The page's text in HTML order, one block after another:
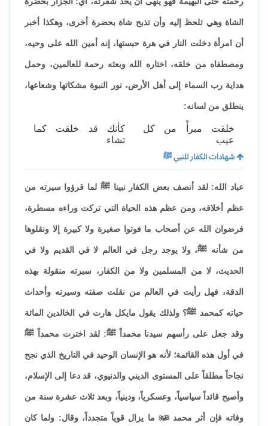
الشاة وهي تلحظ إليه وأن تذبح شاة بحضرة أخرى، وهكذا أخبر
أن امرأة دخلت النار في هرة حبستها، إنه أمين الله على وحيه،
ومصطفاه من خلقه، اختاره الله وبعثه رحمة للعالمين، وحمل
هداية رب السماء إلى أهل الأرض، نور النبوة مشكاتها وشعاعها،
ينطلق من لسانه:
خلقت مبرأً من كل
عيب
كأنك قد خلقت كما
تشاء
شهادات الكفار للنبي ﷺ
عباد الله: لقد أنصف بعض الكفار نبينا ﷺ لما قرؤوا سيرته من
عظم أخلاقه، ومن عظم هذه الحياة التي تركت وراءه مسطرة،
فرضوان الله عن أصحاب ما فوتوا صغيرة ولا كبيرة إلا ونقلوها
من شأنه ﷺ، ولا يوجد رجل في العالم لا في القديم ولا في
الحديث، لا من المسلمين ولا من الكفار، سيرته منقولة بهذه
الدقة، فهل رأيت في العالم من نقلت صفته وسيرته وأحداث
حياته كمحمد ﷺ؟ ولذلك يقول مايكل هارت في الخالدين المائة
وقد جعل على رأسهم سيدنا محمداً ﷺ: لقد اخترت محمداً ﷺ
في أول هذه القائمة؛ لأنه هو الإنسان الوحيد في التاريخ الذي نجح
نجاحاً مطلقاً على المستوى الديني والدنيوي، قد دعا إلى الإسلام،
وأصبح قائداً سياسياً، وعسكرياً، ودينياً، وبعد ثلاث عشرة سنة من
وفاته فإن أثر محمد ما يزال قوياً متجدداً، وقال: ولما كان